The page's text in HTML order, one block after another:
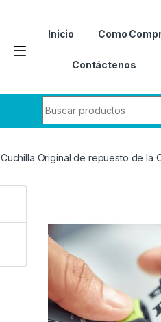
Inicio Como
Contáctenos
Cuchilla Original de repuesto de la